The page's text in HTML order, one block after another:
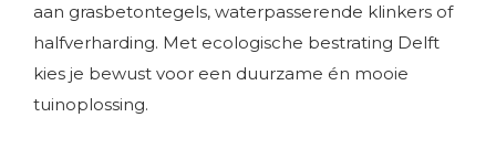
aan grasbetontegels, waterpasserende klinkers of
halfverharding. Met ecologische bestrating Delft
kies je bewust voor een duurzame én mooie
tuinoplossing.